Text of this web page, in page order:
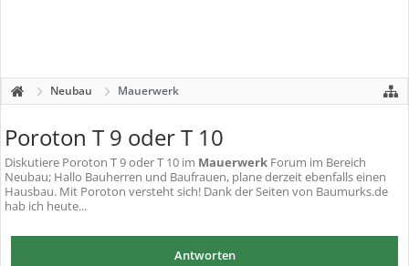
Neubau Mauerwerk
Poroton T 9 oder T 10
Diskutiere Poroton T 9 oder T 10 im Mauerwerk Forum im Bereich
Neubau; Hallo Bauherren und Baufrauen, plane derzeit ebenfalls einen
Hausbau. Mit Poroton versteht sich! Dank der Seiten von Baumurks.de
hab ich heute...
Antworten